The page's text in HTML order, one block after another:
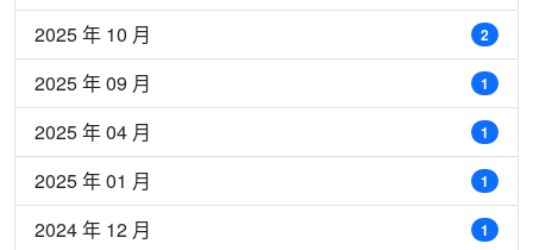
2025 年 10 月 2
2025 年 09 月 1
2025 年 04 月 1
2025 年 01 月 1
2024 年 12 月 1